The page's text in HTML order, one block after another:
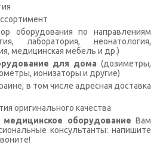
оборудования по направлениям
лаборатория, неонатология,
медицинская мебель и др.)
для дома (дозиметры,
ионизаторы и другие)
в том числе адресная доставка
оригинального качества
оборудование Вам
консультанты: напишите